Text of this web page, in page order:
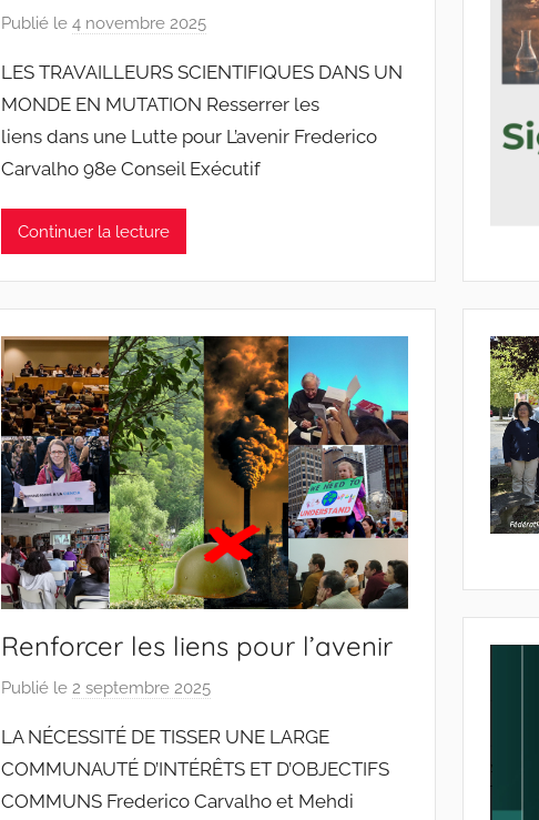
Publié le4 novembre 2025
r
J
o
a
i
n
t
o
d
o
s
S
n
t
o
LES TRAVAILLEURS SCIENTIFIQUES DANS UN
MONDE EN MUTATION Resserrer les
liens dans une Lutte pour L’avenir Frederico
Carvalho 98e Conseil Exécutif
Continuer la lecture
Renforcer les liens pour l’avenir
Publié le2 septembre 2025
r
J
o
LA NÉCESSITÉ DE TISSER UNE LARGE
COMMUNAUTÉ D’INTÉRÊTS ET D’OBJECTIFS
COMMUNS Frederico Carvalho et Mehdi